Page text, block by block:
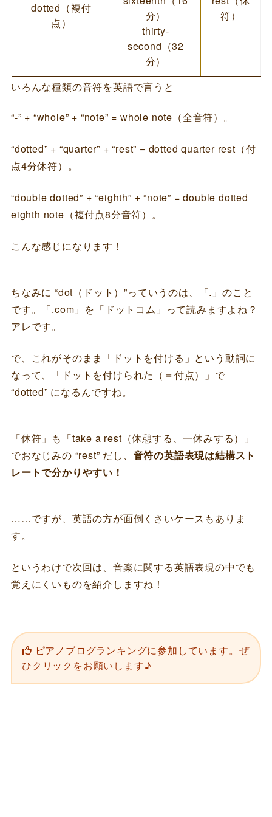
dotted（複付
点）
分）
thirty-
second（32
分）
符）
いろんな種類の音符を英語で言うと
“-” + “whole” + “note” = whole note（全音符）。
“dotted” + “quarter” + “rest” = dotted quarter rest（付
点4分休符）。
“double dotted” + “eighth” + “note” = double dotted
eighth note（複付点8分音符）。
こんな感じになります！
ちなみに “dot（ドット）”っていうのは、「.」のこと
です。「.com」を「ドットコム」って読みますよね？
アレです。
で、これがそのまま「ドットを付ける」という動詞に
なって、「ドットを付けられた（＝付点）」で
“dotted” になるんですね。
「休符」も「take a rest（休憩する、一休みする）」
でおなじみの “rest” だし、 音符の英語表現は結構スト
レートで分かりやすい！
……ですが、英語の方が面倒くさいケースもありま
す。
というわけで次回は、音楽に関する英語表現の中でも
覚えにくいものを紹介しますね！
ピアノブログランキングに参加しています。ぜ
ひクリックをお願いします♪